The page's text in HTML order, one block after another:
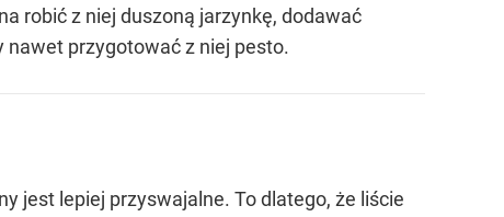
robić z niej duszoną jarzynkę, dodawać
nawet przygotować z niej pesto.
jest lepiej przyswajalne. To dlatego, że liście